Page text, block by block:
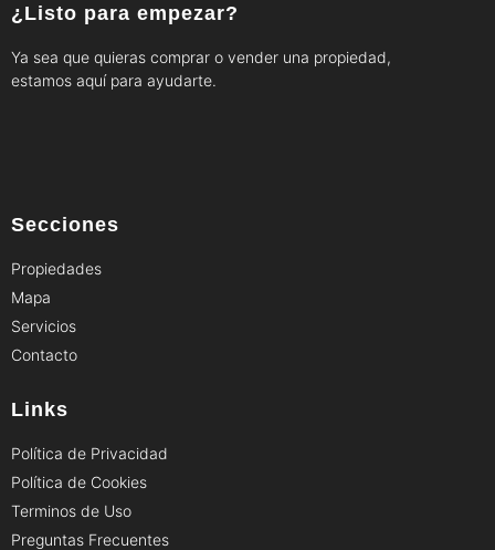
¿Listo para empezar?
Ya sea que quieras comprar o vender una propiedad,
estamos aquí para ayudarte.
Secciones
Propiedades
Mapa
Servicios
Contacto
Links
Política de Privacidad
Política de Cookies
Terminos de Uso
Preguntas Frecuentes